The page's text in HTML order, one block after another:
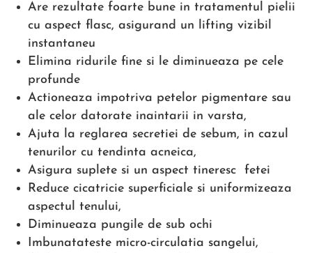
Are rezultate foarte bune in tratamentul pielii
cu aspect flasc, asigurand un lifting vizibil
instantaneu
Elimina ridurile fine si le diminueaza pe cele
profunde
Actioneaza impotriva petelor pigmentare sau
ale celor datorate inaintarii in varsta,
Ajuta la reglarea secretiei de sebum, in cazul
tenurilor cu tendinta acneica,
Asigura suplete si un aspect tineresc fetei
Reduce cicatricie superficiale si uniformizeaza
aspectul tenului,
Diminueaza pungile de sub ochi
Imbunatateste micro-circulatia sangelui,